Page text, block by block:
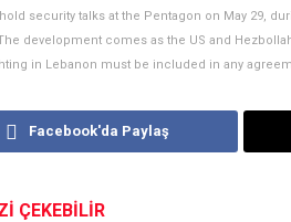
security talks at the Pentagon on May 29,
development comes as the US and
in Lebanon must be included in any
Facebook'da Paylaş
ÇEKEBİLİR